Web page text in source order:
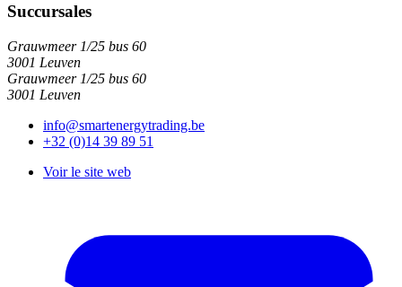
Succursales
Grauwmeer 1/25 bus 60
3001 Leuven
Grauwmeer 1/25 bus 60
3001 Leuven
info@smartenergytrading.be
+32 (0)14 39 89 51
Voir le site web